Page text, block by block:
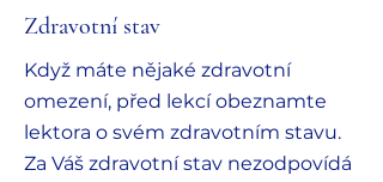
Zdravotní stav
Když máte nějaké zdravotní
omezení, před lekcí obeznamte
lektora o svém zdravotním stavu.
Za Váš zdravotní stav nezodpovídá